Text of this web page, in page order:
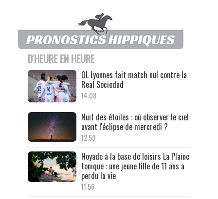
D'HEURE EN HEURE
OL Lyonnes fait match nul contre la
Real Sociedad
14:08
Nuit des étoiles : où observer le ciel
avant l'éclipse de mercredi ?
12:59
Noyade à la base de loisirs La Plaine
tonique : une jeune fille de 11 ans a
perdu la vie
11:56